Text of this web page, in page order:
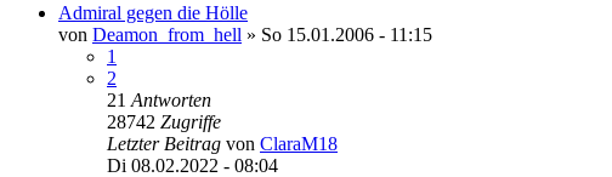
Admiral gegen die Hölle
von Deamon_from_hell » So 15.01.2006 - 11:15
1
2
21 Antworten
28742 Zugriffe
Letzter Beitrag von ClaraM18
Di 08.02.2022 - 08:04